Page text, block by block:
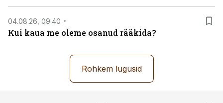
04.08.26, 09:40
Kui kaua me oleme osanud rääkida?
Rohkem lugusid